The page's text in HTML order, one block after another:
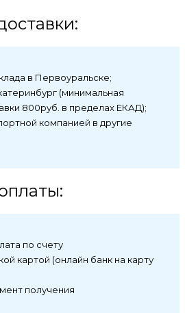
в Первоуральске;
(минимальная
800руб. в пределах ЕКАД);
компанией в другие
по счету
картой (онлайн банк на карту
получения